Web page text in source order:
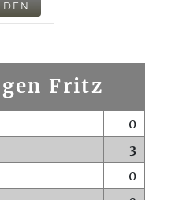
Fritz
0
3
0